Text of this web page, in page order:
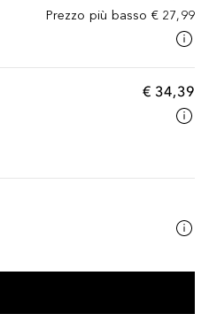
Prezzo più basso € 27,99
€ 34,39